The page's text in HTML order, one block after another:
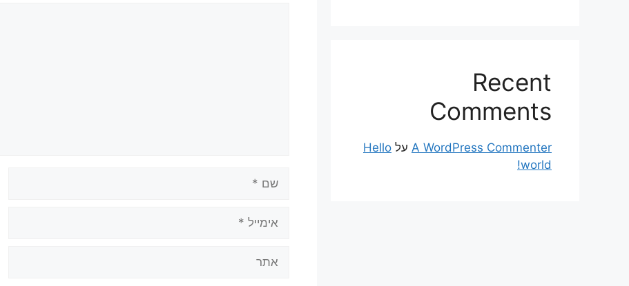
Recent
Comments
A WordPress Commenter על Hello
world!